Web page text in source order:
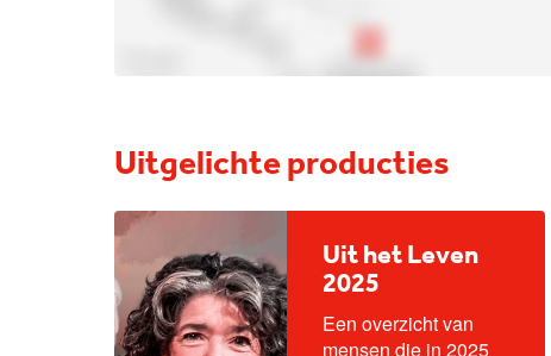
Uitgelichte producties
Uit het Leven
2025
Een overzicht van
mensen die in 2025